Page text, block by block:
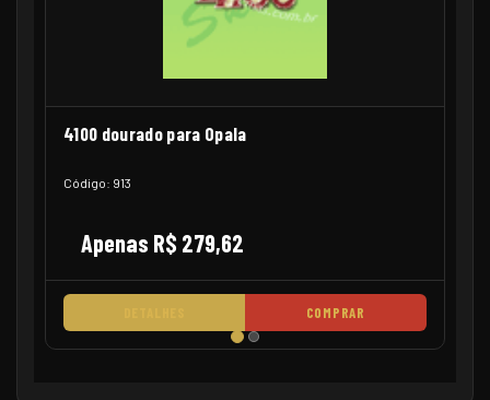
4100 dourado para Opala
Código: 913
Apenas R$ 279,62
COMPRAR